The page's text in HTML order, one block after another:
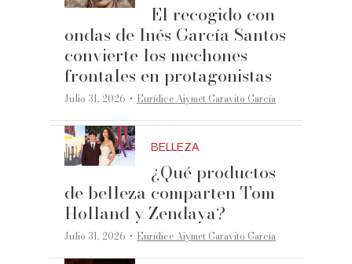
El recogido con
ondas de Inés García Santos
convierte los mechones
frontales en protagonistas
Julio 31, 2026 ·Eurídice Aiymet Garavito García
BELLEZA
¿Qué productos
de belleza comparten Tom
Holland y Zendaya?
Julio 31, 2026 ·Eurídice Aiymet Garavito García